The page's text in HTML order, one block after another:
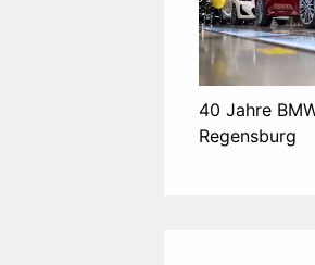
40 Jahre
Regensburg